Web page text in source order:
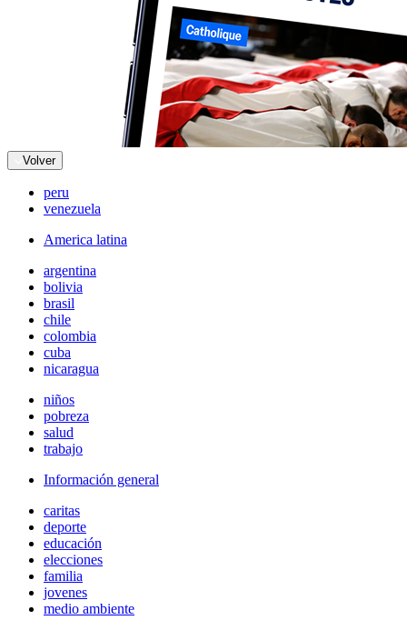
Volver
peru
venezuela
America latina
argentina
bolivia
brasil
chile
colombia
cuba
nicaragua
niños
pobreza
salud
trabajo
Información general
caritas
deporte
educación
elecciones
familia
jovenes
medio ambiente